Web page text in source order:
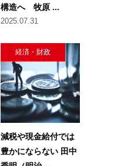
構造へ 牧原 ...
2025.07.31
経済・財政
減税や現金給付では
豊かにならない 田中